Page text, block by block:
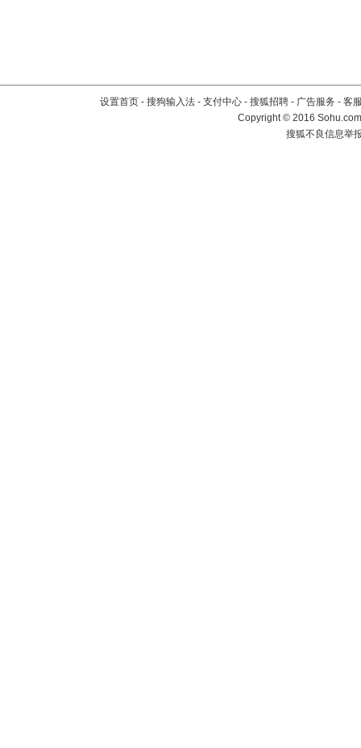
设置首页 - 搜狗输入法 - 支付中心 - 搜狐招聘 - 广告服务 - 客
Copyright©2016
搜狐不良信息举